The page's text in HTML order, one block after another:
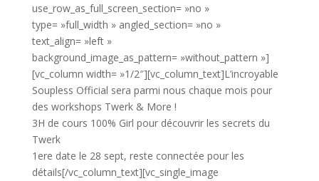
use_row_as_full_screen_section= »no »
type= »full_width » angled_section= »no »
text_align= »left »
background_image_as_pattern= »without_pattern »]
[vc_column width= »1/2″][vc_column_text]L’incroyable
Soupless Official sera parmi nous chaque mois pour
des workshops Twerk & More !
3H de cours 100% Girl pour découvrir les secrets du
Twerk
1ere date le 28 sept, reste connectée pour les
détails[/vc_column_text][vc_single_image